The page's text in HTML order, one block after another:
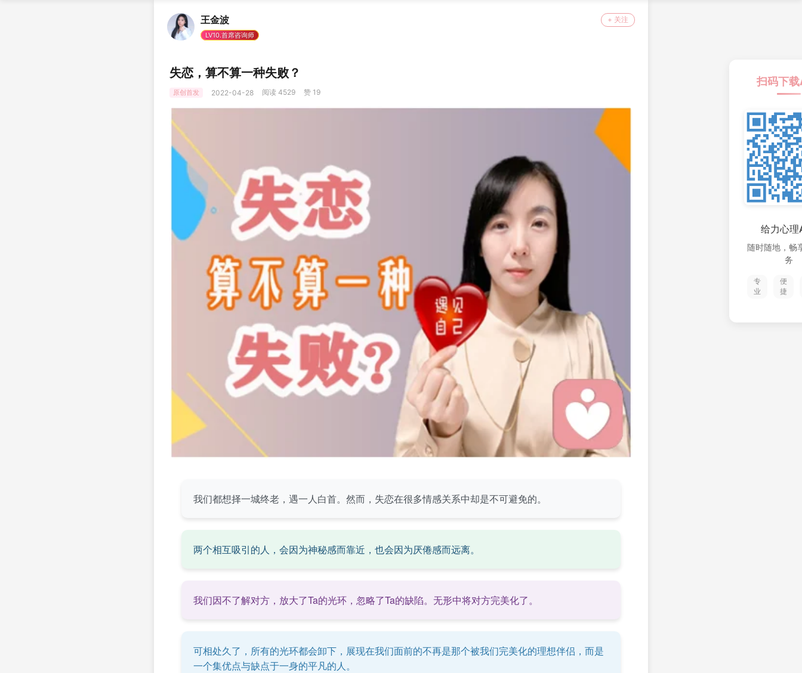
王金波 + 关注
LV10.首席咨询师
失恋，算不算一种失败？
原创首发 2022-04-28 阅读 4529 赞 19
我们都想择一城终老，遇一人白首。然而，失恋在很多情感关系中却是不可避免的。
两个相互吸引的人，会因为神秘感而靠近，也会因为厌倦感而远离。
我们因不了解对方，放大了Ta的光环，忽略了Ta的缺陷。无形中将对方完美化了。
可相处久了，所有的光环都会卸下，展现在我们面前的不再是那个被我们完美化的理想伴侣，而是
一个集优点与缺点于一身的平凡的人。
扫码下
给力心理
随时随地，畅
务
专
业
便
捷